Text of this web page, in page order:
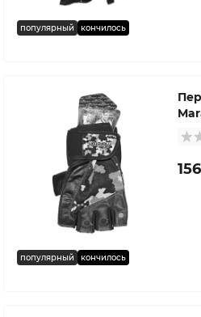
популярный кончилось
популярный кончилось